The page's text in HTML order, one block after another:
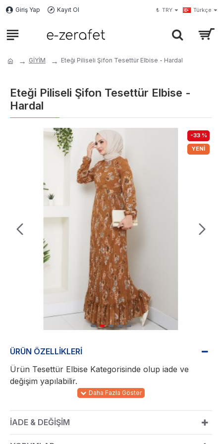
Giriş Yap Kayıt Ol ₺ TRY Türkçe
GİYİM Eteği Piliseli Şifon Tesettür Elbise - Hardal
Eteği Piliseli Şifon Tesettür Elbise -
Hardal
YENI
-33 %
ÜRÜN ÖZELLIKLERI
Ürün Tesettür Elbise Kategorisinde olup iade ve
değişim yapılabilir.
Kumaş Türü : Şifon
Ürün Boyu : 150 cm
İADE & DEĞIŞIM